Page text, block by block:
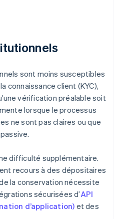
sont moins susceptibles
connaissance client (KYC),
vérification préalable soit
lorsque le processus
ne sont pas claires ou que
difficulté supplémentaire.
recours à des dépositaires
la conservation nécessite
sécurisées d’API
d’application) et des